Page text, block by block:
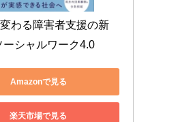
わる障害者支援の新
ーシャルワーク4.0
Amazonで見る
楽天市場で見る